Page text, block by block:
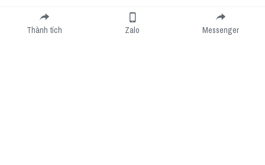
Submit
Thành tích Zalo Messenger